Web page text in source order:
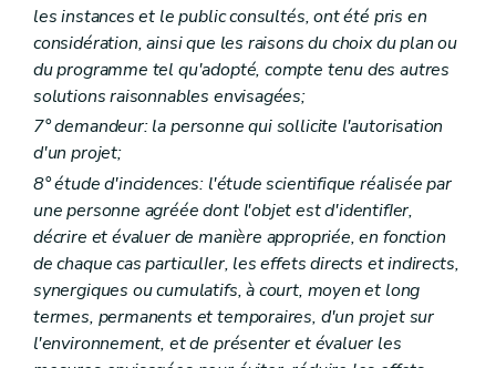
Chapitre III Système d'évaluation des incidences de projets sur l'environnement
Art. D 62
Art. D 63
Art. D 64
Art. D 65
Art. D 66
Art. D 68
Art. D 67
Art. D 69
Art. D 70
Art. D 71
Art. D 72
Art. D 73
Art. D 74
Art. D 75
Art. D 76
Art. D 77
les instances et le public consultés, ont été pris en
considération, ainsi que les raisons du choix du plan ou
du programme tel qu'adopté, compte tenu des autres
solutions raisonnables envisagées;
7° demandeur: la personne qui sollicite l'autorisation
d'un projet;
8° étude d'incidences: l'étude scientifique réalisée par
une personne agréée dont l'objet est d'identifIer,
décrire et évaluer de manière appropriée, en fonction
de chaque cas particulIer, les effets directs et indirects,
synergiques ou cumulatifs, à court, moyen et long
termes, permanents et temporaires, d'un projet sur
l'environnement, et de présenter et évaluer les